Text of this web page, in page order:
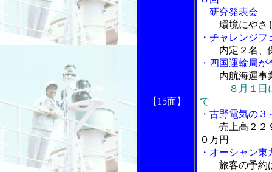
【15面】
研究発表会
環境にやさ
・チャレンジ
内定２名、
・四国運輸局
内航海運事
８月１日
で
・古野電気の
売上高２２
０万円
・オーシャン
旅客の予約